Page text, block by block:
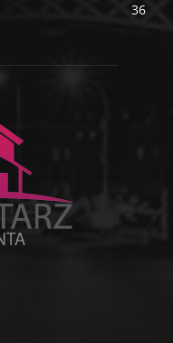
36